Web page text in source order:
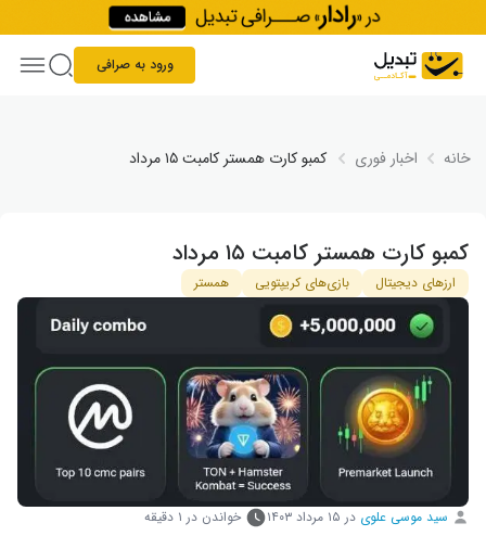
Skip to content
ورود به صرافی
خانه اخبار فوری کمبو کارت همستر کامبت ۱۵ مرداد
کمبو کارت همستر کامبت ۱۵ مرداد
ارزهای دیجیتال بازی‌های کریپتویی همستر
سید موسی علوی در ۱۵ مرداد ۱۴۰۳ خواندن در ۱ دقیقه